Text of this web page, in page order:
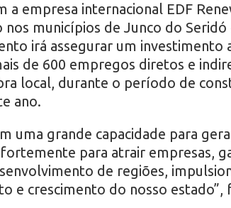
a empresa internacional EDF
nos municípios de Junco do Seridó
irá assegurar um investimento
de 600 empregos diretos e
local, durante o período de
ano.
uma grande capacidade para
para atrair empresas,
de regiões,
e crescimento do nosso